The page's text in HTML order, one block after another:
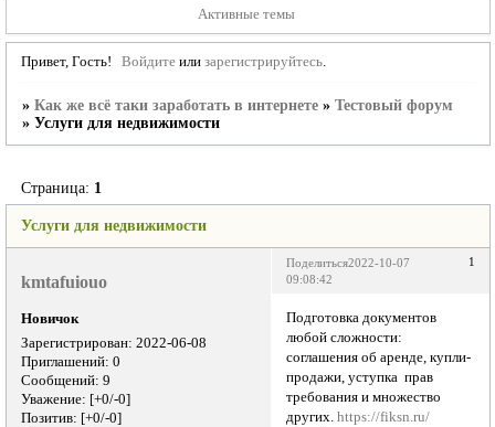
Активные темы
Привет, Гость! Войдитеили зарегистрируйтесь.
» Как же всё таки заработать в интернете » Тестовый форум
» Услуги для недвижимости
Услуги для недвижимости
Страница: 1
Поделиться 1
2022-10-07
09:08:42
kmtafuiouo
Новичок
Зарегистрирован: 2022-06-08
Приглашений: 0
Сообщений: 9
Уважение: [+0/-0]
Позитив: [+0/-0]
Подготовка документов
любой сложности:
соглашения об аренде, купли-
продажи, уступка прав
требования и множество
других.https://fiksn.ru/